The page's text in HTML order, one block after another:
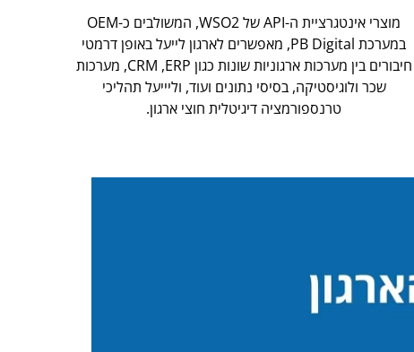
מוצרי אינטגרציית ה-API של WSO2, המשולבים כ-OEM
במערכת PB Digital, מאפשרים לארגון לייעל באופן דרמטי
חיבורים בין מערכות ארגוניות שונות כגון CRM ,ERP, מערכות
שכר ולוגיסטיקה, בסיסי נתונים ועוד, וליייעל תהליכי
טרנספורמציה דיגיטלית חוצי ארגון.